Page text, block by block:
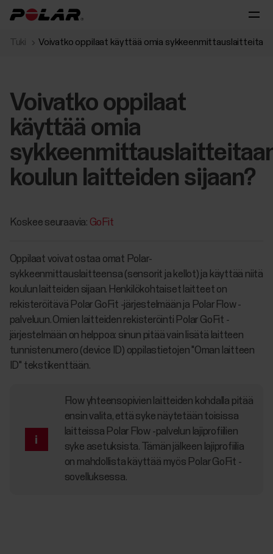
Tuki Voivatko oppilaat käyttää omia
Voivatko oppilaat
käyttää omia
koulun laitteiden sijaan?
Koskee seuraavia: GoFit
Oppilaat voivat ostaa omat Polar-
sykkeenmittauslaitteensa (sensorit ja kellot) ja käyttää niitä
koulun laitteiden sijaan. Henkilökohtaiset laitteet on
rekisteröitävä Polar GoFit -järjestelmään ja Polar Flow -
palveluun. Omien laitteiden rekisteröinti Polar GoFit -
järjestelmään on helppoa: sinun pitää vain lisätä laitteen
tunnistenumero (device ID) oppilastietojen "Oman laitteen
ID" tekstikenttään.
Flow yhteensopivien laitteiden kohdalla pitää
ensin valita, että syke näytetään toisissa
laitteissa Polar Flow -palvelun lajiprofiilien
syke asetuksista. Tämän jälkeen lajiprofiilia
on mahdollista käyttää myös Polar GoFit -
sovelluksessa.